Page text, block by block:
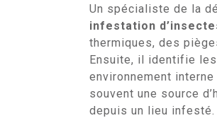
Un spécialiste de la
infestation
thermiques, des
Ensuite, il identifie
environnement
souvent une source
depuis un lieu